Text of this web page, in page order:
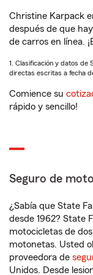
Christine Karpack
después de que
de carros en línea.
1. Clasificación y datos de
directas escritas a fecha
Comience su
rápido y sencillo!
Seguro de
¿Sabía que State
desde 1962? State
motocicletas de
motonetas. Usted
proveedora de
Unidos. Desde